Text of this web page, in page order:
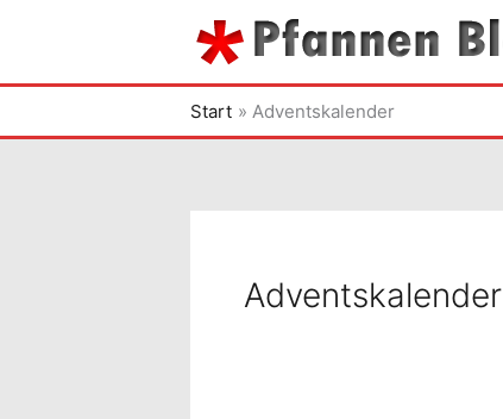
springen
Start Adventskalender
Adventskalender